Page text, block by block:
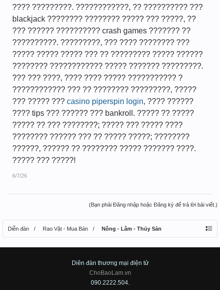
???? ?????????. ????????????, ?? ?????????? ???
blackjack ???????? ???????? ????? ??? ?????, ??
??? ?????? ?????????? crash games ??????? ??
??????????. ?????????, ??? ???? ???????? ???
????? ????? ????? ??? ?? ????????? ????? ??????
???????? ???????????? ????? ??????? ?????????.
??? ??? ????, ???? ???? ????? ??????????? ?
???????????? ??? ?? ???????? ?????????, ?????
??? ????? ??? casino piperspin login, ???? ??????
???? tips ??? ?????? ??? bankroll. ????? ?? ?????
????? ?? ??? ????????; ????? ??? ????? ????
???????? ?????? ??? ?? ????? ?????; ????????
??????, ?????? ?? ???????? ????? ??????? ????.
????? ??? ?????!
6/7/26
(Bạn phải Đăng nhập hoặc Đăng ký để trả lời bài viết.)
Diễn đàn Rao Vặt - Mua Bán Nông - Lâm - Thủy Sản
Diên đàn thương mại điện tử
ChoBaoLam.vn
090.2222.504.